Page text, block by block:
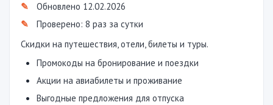
Обновлено 12.02.2026
Проверено: 8 раз за сутки
Скидки на путешествия, отели, билеты и туры.
Промокоды на бронирование и поездки
Акции на авиабилеты и проживание
Выгодные предложения для отпуска